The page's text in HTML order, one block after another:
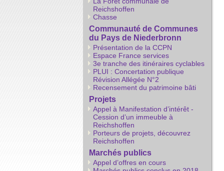
Reichshoffen
Chasse
Communauté de Communes
du Pays de Niederbronn
Présentation de la CCPN
Espace France services
3e tranche des itinéraires cyclables
PLUI : Concertation publique
Révision Allégée N°2
Recensement du patrimoine bâti
Projets
Appel à Manifestation d’intérêt -
Cession d’un immeuble à
Reichshoffen
Porteurs de projets, découvrez
Reichshoffen
Marchés publics
Appel d’offres en cours